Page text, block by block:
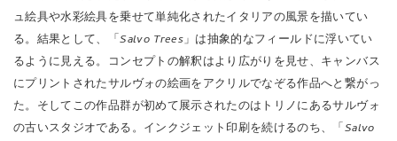
ュ絵具や水彩絵具を乗せて単純化されたイタリアの風景を描いてい
る。結果として、「Salvo Trees」は抽象的なフィールドに浮いてい
るように見える。コンセプトの解釈はより広がりを見せ、キャンバス
にプリントされたサルヴォの絵画をアクリルでなぞる作品へと繋がっ
た。そしてこの作品群が初めて展示されたのはトリノにあるサルヴォ
の古いスタジオである。インクジェット印刷を続けるのち、「 Salvo